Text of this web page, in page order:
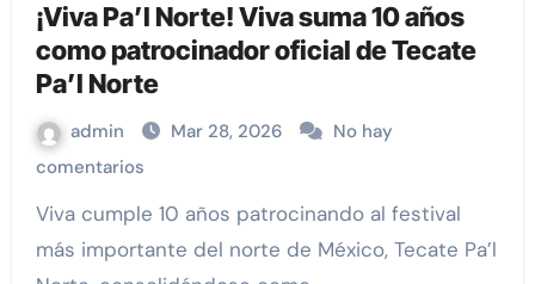
¡Viva Pa’l Norte! Viva suma 10 años
como patrocinador oficial de Tecate
Pa’l Norte
admin Mar 28, 2026
No hay
comentarios
Viva cumple 10 años patrocinando al festival
más importante del norte de México, Tecate Pa’l